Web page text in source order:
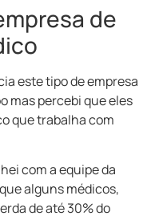
de
este tipo de empresa
mas percebi que eles
que trabalha com
com a equipe da
alguns médicos,
de até 30% do